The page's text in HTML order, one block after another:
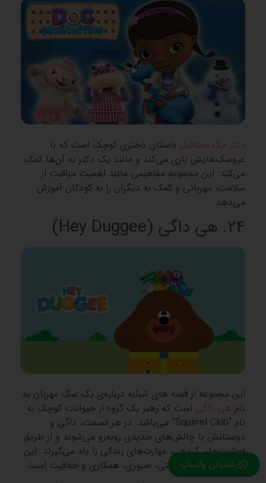
دکتر مک استافینز داستان دختری کوچک است که با
عروسک‌هایش بازی می‌کند و مانند یک دکتر به آن‌ها کمک
می‌کند. این مجموعه مفاهیمی مانند اهمیت مراقبت از
سلامت، مهربانی و کمک به دیگران را به کودکان آموزش
می‌دهد.
24. هی داگی (Hey Duggee)
این مجموعه از قصه های شبانه درباره‌ی یک سگ مهربان به
نام هی داگی است که رهبر یک گروه از حیوانات کوچک به
نام “Squirrel Club” می‌باشد. در هر قسمت، داگی و
دوستانش با چالش‌های جدیدی روبه‌رو می‌شوند و از طریق
فعالیت‌های گروهی، مهارت‌های زندگی را یاد می‌گیرند. این
مهارت‌ها شامل دوستی، صبوری، همکاری و خلاقیت است.
پشتیبانی واتساپ